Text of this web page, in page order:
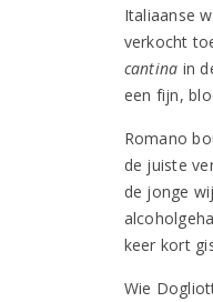
Italiaanse
verkocht
cantina in
een fijn,
Romano
de juiste
de jonge
keer kort
Wie